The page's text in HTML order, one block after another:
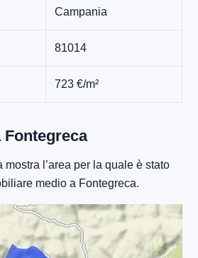
Campania
81014
723 €/m²
mostra l’area per la quale è stato
medio a Fontegreca.